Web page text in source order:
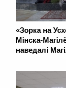
«Зорка на
Мінска-
наведалі